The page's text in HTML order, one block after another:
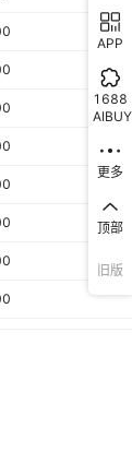
APP
1688
AIBUY
更多
顶部
旧版